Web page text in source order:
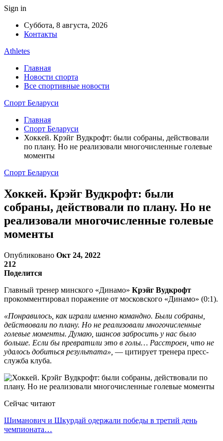
Sign in
Суббота, 8 августа, 2026
Контакты
Athletes
Главная
Новости спорта
Все спортивные новости
Спорт Беларуси
Главная
Спорт Беларуси
Хоккей. Крэйг Вудкрофт: были собраны, действовали
по плану. Но не реализовали многочисленные голевые
моменты
Спорт Беларуси
Хоккей. Крэйг Вудкрофт: были
собраны, действовали по плану. Но не
реализовали многочисленные голевые
моменты
Опубликовано Окт 24, 2022
212
Поделится
Главный тренер минского «Динамо» Крэйг Вудкрофт
прокомментировал поражение от московского «Динамо» (0:1).
«Понравилось, как играли именно командно. Были собраны,
действовали по плану. Но не реализовали многочисленные
голевые моменты. Думаю, шансов забросить у нас было
больше. Если бы превратили это в голы… Расстроен, что не
удалось добиться результата», — цитирует тренера пресс-
служба клуба.
Сейчас читают
Шиманович и Шкурдай одержали победы в третий день
чемпионата…